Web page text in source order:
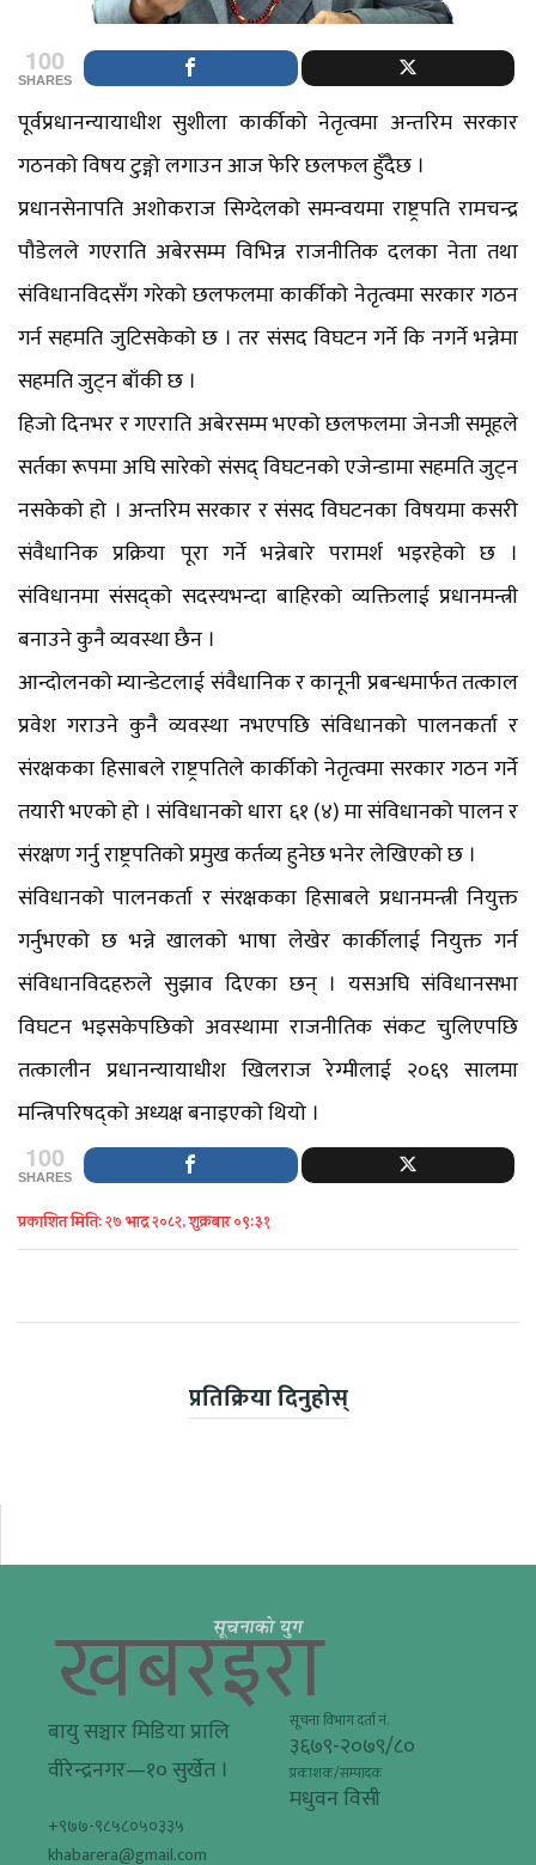
100
SHARES
पूर्वप्रधानन्यायाधीश सुशीला कार्कीको नेतृत्वमा अन्तरिम सरकार
गठनको विषय टुङ्गो लगाउन आज फेरि छलफल हुँदैछ ।
प्रधानसेनापति अशोकराज सिग्देलको समन्वयमा राष्ट्रपति रामचन्द्र
पौडेलले गएराति अबेरसम्म विभिन्न राजनीतिक दलका नेता तथा
संविधानविदसँग गरेको छलफलमा कार्कीको नेतृत्वमा सरकार गठन
गर्न सहमति जुटिसकेको छ । तर संसद विघटन गर्ने कि नगर्ने भन्नेमा
सहमति जुट्न बाँकी छ ।
हिजो दिनभर र गएराति अबेरसम्म भएको छलफलमा जेनजी समूहले
सर्तका रूपमा अघि सारेको संसद् विघटनको एजेन्डामा सहमति जुट्न
नसकेको हो । अन्तरिम सरकार र संसद विघटनका विषयमा कसरी
संवैधानिक प्रक्रिया पूरा गर्ने भन्नेबारे परामर्श भइरहेको छ ।
संविधानमा संसद्को सदस्यभन्दा बाहिरको व्यक्तिलाई प्रधानमन्त्री
बनाउने कुनै व्यवस्था छैन ।
आन्दोलनको म्यान्डेटलाई संवैधानिक र कानूनी प्रबन्धमार्फत तत्काल
प्रवेश गराउने कुनै व्यवस्था नभएपछि संविधानको पालनकर्ता र
संरक्षकका हिसाबले राष्ट्रपतिले कार्कीको नेतृत्वमा सरकार गठन गर्ने
तयारी भएको हो । संविधानको धारा ६१ (४) मा संविधानको पालन र
संरक्षण गर्नु राष्ट्रपतिको प्रमुख कर्तव्य हुनेछ भनेर लेखिएको छ ।
संविधानको पालनकर्ता र संरक्षकका हिसाबले प्रधानमन्त्री नियुक्त
गर्नुभएको छ भन्ने खालको भाषा लेखेर कार्कीलाई नियुक्त गर्न
संविधानविदहरुले सुझाव दिएका छन् । यसअघि संविधानसभा
विघटन भइसकेपछिको अवस्थामा राजनीतिक संकट चुलिएपछि
तत्कालीन प्रधानन्यायाधीश खिलराज रेग्मीलाई २०६९ सालमा
मन्त्रिपरिषद्को अध्यक्ष बनाइएको थियो ।
100
SHARES
प्रकाशित मिति: २७ भाद्र २०८२, शुक्रबार ०९:३१
प्रतिक्रिया दिनुहोस्
बायु सञ्चार मिडिया प्रालि
वीरेन्द्रनगर—१० सुर्खेत ।
सूचना विभाग दर्ता नं.
३६७९-२०७९/८०
प्रकाशक/सम्पादक
मधुवन विसी
+९७७-९८५८०५०३३५
khabarera@gmail.com